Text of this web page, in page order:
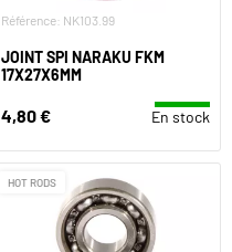
Référence: NK103.99
JOINT SPI NARAKU FKM
17X27X6MM
4,80 € En stock
HOT RODS